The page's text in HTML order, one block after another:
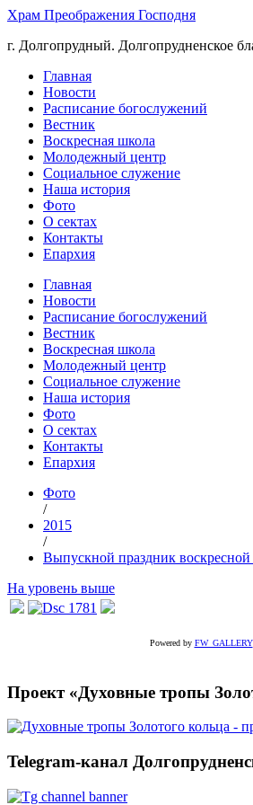
Храм Преображения Господня
г. Долгопрудный. Долгопрудненское
Главная
Новости
Расписание богослужений
Вестник
Воскресная школа
Молодежный центр
Социальное служение
Наша история
Фото
О сектах
Контакты
Епархия
Главная
Новости
Расписание богослужений
Вестник
Воскресная школа
Молодежный центр
Социальное служение
Наша история
Фото
О сектах
Контакты
Епархия
Фото
/
2015
/
Выпускной праздник
На уровень выше
Powered by FW_GALLERY
Проект «Духовные тропы
Telegram-канал